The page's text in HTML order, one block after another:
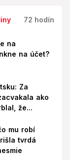
72 hodín
na
na účet?
Za
ako
že...
mu robí
tvrdá